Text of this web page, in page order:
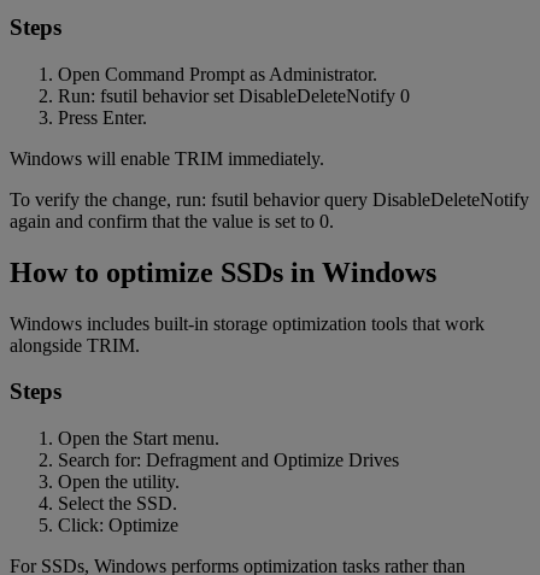
Steps
Open Command Prompt as Administrator.
Run: fsutil behavior set DisableDeleteNotify 0
Press Enter.
Windows will enable TRIM immediately.
To verify the change, run: fsutil behavior query DisableDeleteNotify
again and confirm that the value is set to 0.
How to optimize SSDs in Windows
Windows includes built-in storage optimization tools that work
alongside TRIM.
Steps
Open the Start menu.
Search for: Defragment and Optimize Drives
Open the utility.
Select the SSD.
Click: Optimize
For SSDs, Windows performs optimization tasks rather than